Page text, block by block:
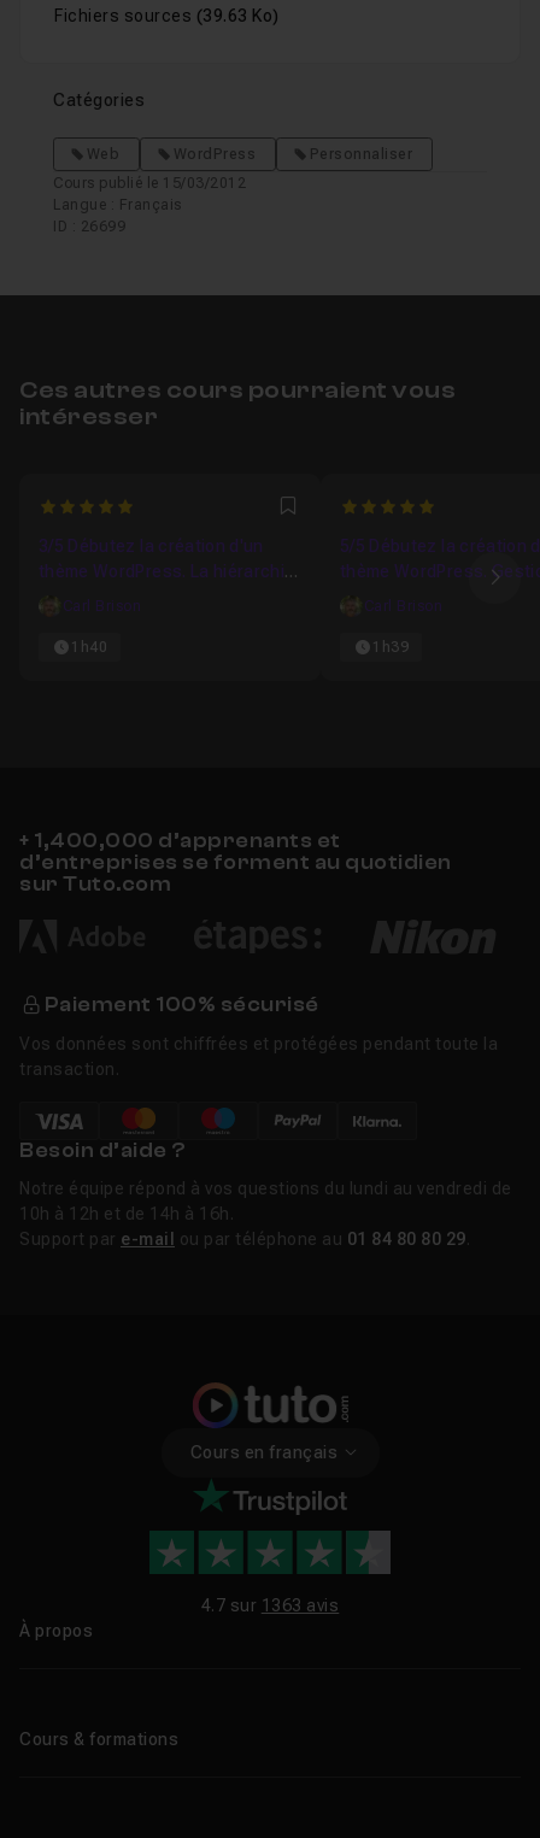
Fichiers sources (39.63 Ko)
Catégories
Web WordPress
Personnaliser
Cours publié le 15/03/2012
Langue : Français
ID : 26699
Ces autres cours pourraient vous
intéresser
5 Favori
3/5 Débutez la création d'un
thème WordPress. La hiérarchie
des templates
Carl Brison
1h40
5
5/5 Débutez la création
thème WordPress.
pages
Carl Brison
1h39
+ 1,400,000 d’apprenants et
d’entreprises se forment au quotidien
sur Tuto.com
Paiement 100% sécurisé
Vos données sont chiffrées et protégées pendant toute la
transaction.
Besoin d’aide ?
Notre équipe répond à vos questions du lundi au vendredi de
10h à 12h et de 14h à 16h.
Support par e-mail ou par téléphone au 01 84 80 80 29
Cours en français
4.7 sur 1363 avis
À propos
Cours & formations